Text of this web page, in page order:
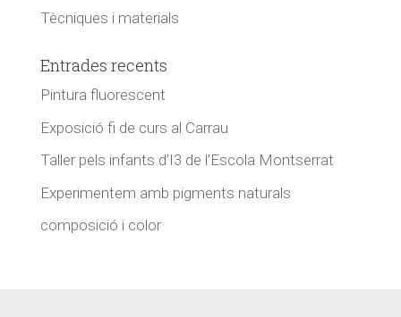
Tècniques i materials
Entrades recents
Pintura fluorescent
Exposició fi de curs al Carrau
Taller pels infants d’I3 de l’Escola Montserrat
Experimentem amb pigments naturals
composició i color